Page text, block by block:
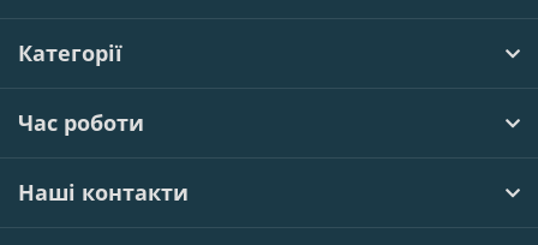
Категорії
Час роботи
Наші контакти